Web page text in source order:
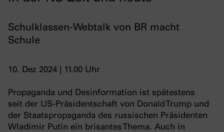
Schulklassen-Webtalk von BR macht
Schule
10. Dez 2024 | 11.00 Uhr
Propaganda und Desinformation ist spätestens
seit der US-Präsidentschaft von Donald Trump und
der Staatspropaganda des russischen Präsidenten
Wladimir Putin ein brisantes Thema. Auch in